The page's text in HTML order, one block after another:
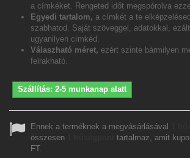
a címkéket. Rengeted időt megspórolva
Egyedi tartalom, a címkét a te
szabhatod. Saját szöveggel, adatokkal,
ugyanilyen címkéd.
Válaszható méret, ezért szinte bármilyen
felrakható.
Szállítás: 2-5 munkanap alatt
Ennek a terméknek a megvásárlásával
összesen
tartalmaz, amit
FT.